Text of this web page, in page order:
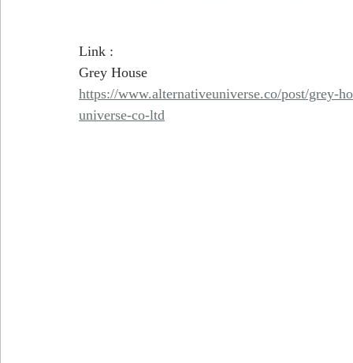
Link :
Grey House
https://www.alternativeuniverse.co/post/grey-
universe-co-ltd